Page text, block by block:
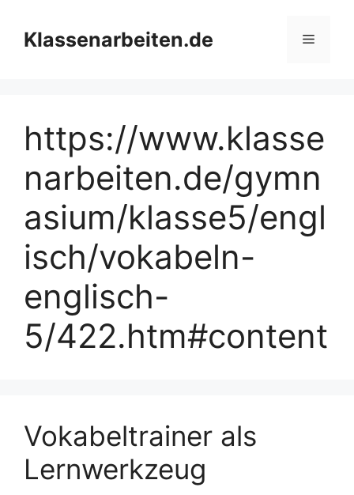
Inhalt
springenKlassenarbeiten.de Menü
https://www.klasse
narbeiten.de/gymn
asium/klasse5/engl
isch/vokabeln-
englisch-
5/422.htm#content
Vokabeltrainer als
Lernwerkzeug